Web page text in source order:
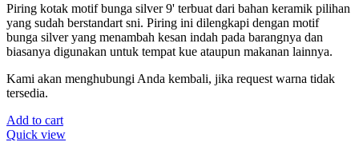
Piring kotak motif bunga silver 9' terbuat dari bahan keramik pilihan
yang sudah berstandart sni. Piring ini dilengkapi dengan motif
bunga silver yang menambah kesan indah pada barangnya dan
biasanya digunakan untuk tempat kue ataupun makanan lainnya.
Kami akan menghubungi Anda kembali, jika request warna tidak
tersedia.
Add to cart
Quick view